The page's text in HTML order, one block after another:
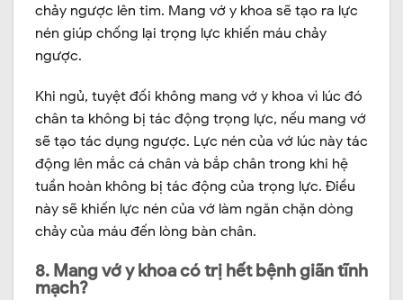
chảy ngược lên tim. Mang vớ y khoa sẽ tạo ra lực
nén giúp chống lại trọng lực khiến máu chảy
ngược.
Khi ngủ, tuyệt đối không mang vớ y khoa vì lúc đó
chân ta không bị tác động trọng lực, nếu mang vớ
sẽ tạo tác dụng ngược. Lực nén của vớ lúc này tác
động lên mắc cá chân và bắp chân trong khi hệ
tuần hoàn không bị tác động của trọng lực. Điều
này sẽ khiến lực nén của vớ làm ngăn chặn dòng
chảy của máu đến lòng bàn chân.
8. Mang vớ y khoa có trị hết bệnh giãn tĩnh
mạch?